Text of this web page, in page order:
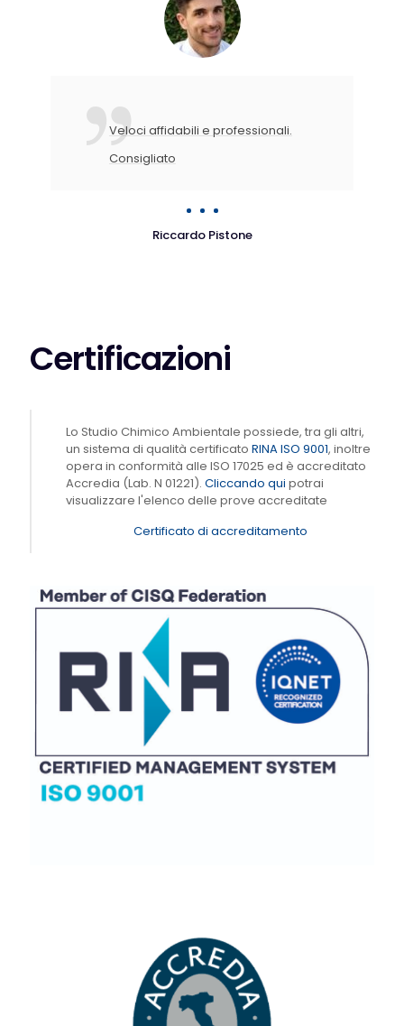
Veloci affidabili e professionali.
Consigliato
Riccardo Pistone
Certificazioni
Lo Studio Chimico Ambientale possiede, tra gli altri,
un sistema di qualità certificatoRINA ISO 9001, inoltre
opera in conformità alle ISO 17025 ed è accreditato
Accredia (Lab. N 01221).Cliccando qui potrai
visualizzare l'elenco delle prove accreditate
Certificato di accreditamento